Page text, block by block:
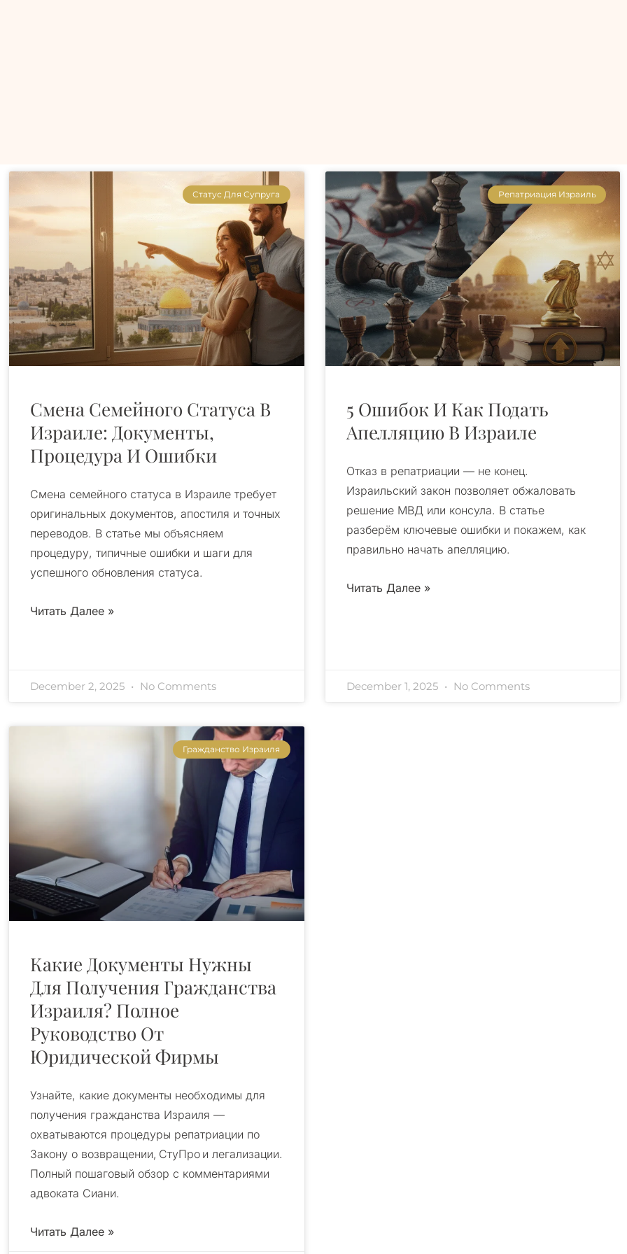
Статус Для Супруга
Смена Семейного Статуса В
Израиле: Документы,
Процедура И Ошибки
Смена семейного статуса в Израиле требует
оригинальных документов, апостиля и точных
переводов. В статье мы объясняем
процедуру, типичные ошибки и шаги для
успешного обновления статуса.
Читать Далее »
December 2, 2025 No Comments
Репатриация Израиль
5 Ошибок И Как Подать
Апелляцию В Израиле
Отказ в репатриации — не конец.
Израильский закон позволяет обжаловать
решение МВД или консула. В статье
разберём ключевые ошибки и покажем, как
правильно начать апелляцию.
Читать Далее »
December 1, 2025 No Comments
Гражданство Израиля
Какие Документы Нужны
Для Получения Гражданства
Израиля? Полное
Руководство От
Юридической Фирмы
Узнайте, какие документы необходимы для
получения гражданства Израиля —
охватываются процедуры репатриации по
Закону о возвращении, СтуПро и легализации.
Полный пошаговый обзор с комментариями
адвоката Сиани.
Читать Далее »